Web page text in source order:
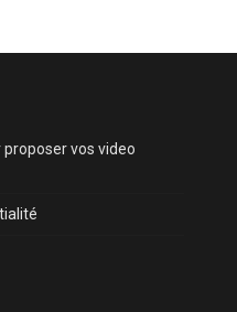
vos video